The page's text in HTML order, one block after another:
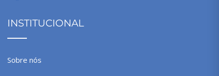
INSTITUCIONAL
Sobre nós